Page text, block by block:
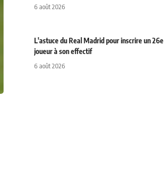
6 août 2026
L'astuce du Real Madrid pour inscrire un 26e
joueur à son effectif
6 août 2026